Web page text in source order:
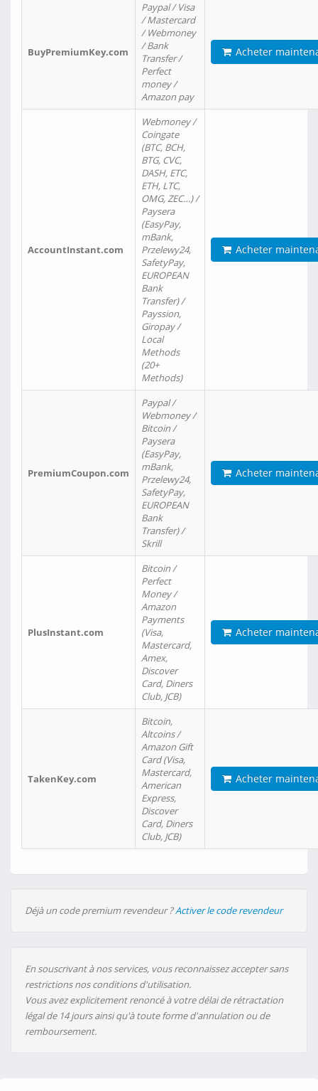
BuyPremiumKey.com
Paypal / Visa
/ Mastercard
/ Webmoney
/ Bank
Transfer /
Perfect
money /
Amazon pay
Acheter
AccountInstant.com
Webmoney /
Coingate
(BTC, BCH,
BTG, CVC,
DASH, ETC,
ETH, LTC,
OMG, ZEC…) /
Paysera
(EasyPay,
mBank,
Przelewy24,
SafetyPay,
EUROPEAN
Bank
Transfer) /
Payssion,
Giropay /
Local
Methods
(20+
Methods)
Acheter
PremiumCoupon.com
Paypal /
Webmoney /
Bitcoin /
Paysera
(EasyPay,
mBank,
Przelewy24,
SafetyPay,
EUROPEAN
Bank
Transfer) /
Skrill
Acheter
PlusInstant.com
Bitcoin /
Perfect
Money /
Amazon
Payments
(Visa,
Mastercard,
Amex,
Discover
Card, Diners
Club, JCB)
Acheter
TakenKey.com
Bitcoin,
Altcoins /
Amazon Gift
Card (Visa,
Mastercard,
American
Express,
Discover
Card, Diners
Club, JCB)
Acheter
Déjà un code premium revendeur ?Activer le code revendeur
En souscrivant à nos services, vous reconnaissez accepter sans
restrictions nos conditions d'utilisation.
Vous avez explicitement renoncé à votre délai de rétractation
légal de 14 jours ainsi qu'à toute forme d'annulation ou de
remboursement.